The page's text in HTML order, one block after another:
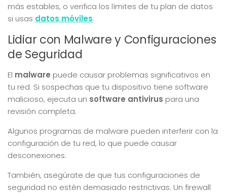
más estables, o verifica los límites de tu plan de datos
si usas datos móviles.
Lidiar con Malware y Configuraciones
de Seguridad
El malware puede causar problemas significativos en
tu red. Si sospechas que tu dispositivo tiene software
malicioso, ejecuta un software antivirus para una
revisión completa.
Algunos programas de malware pueden interferir con la
configuración de tu red, lo que puede causar
desconexiones.
También, asegúrate de que tus configuraciones de
seguridad no estén demasiado restrictivas. Un firewall